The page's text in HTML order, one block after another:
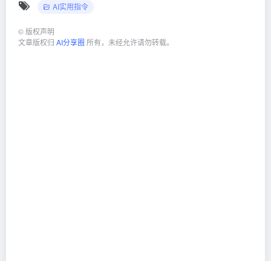
AI实用指令
© 版权声明
文章版权归 AI分享圈 所有，未经允许请勿转载。